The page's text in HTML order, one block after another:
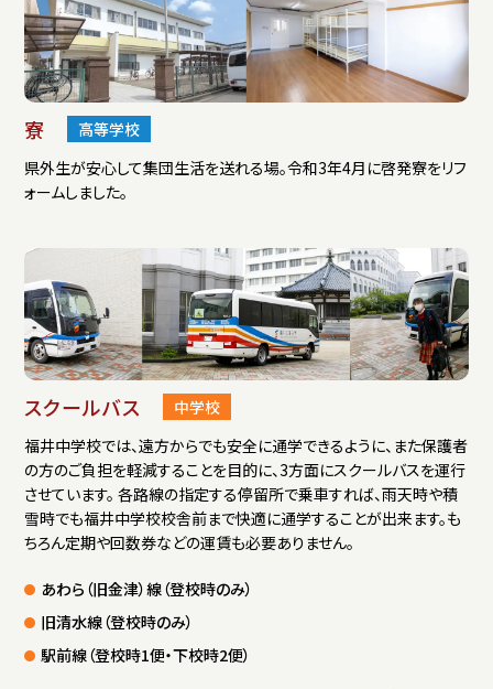
寮
高等学校
県外生が安心して集団生活を送れる場。令和3年4月に啓発寮をリフ
ォームしました。
スクールバス
中学校
福井中学校では、遠方からでも安全に通学できるように、また保護者
の方のご負担を軽減することを目的に、3方面にスクールバスを運行
させています。 各路線の指定する停留所で乗車すれば、雨天時や積
雪時でも福井中学校校舎前まで快適に通学することが出来ます。も
ちろん定期や回数券などの運賃も必要ありません。
あわら（旧金津）線（登校時のみ）
旧清水線（登校時のみ）
駅前線（登校時1便・下校時2便）